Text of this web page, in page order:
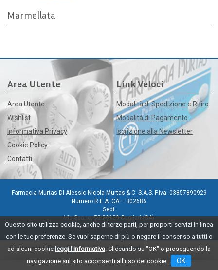
Questo sito utilizza cookie, anche di terze parti, per proporti servizi in linea
con le tue preferenze. Se vuoi saperne di più o negare il consenso a tutti o
ad alcuni cookie leggi l'informativa . Cliccando su "OK" o proseguendo la
navigazione sul sito acconsenti all'uso dei cookie .
OK
Marmellata
Area Utente
Area Utente
Wishlist
Informativa Privacy
Cookie Policy
Contatti
Link Veloci
Modalità di Spedizione e Ritiro
Modalità di Pagamento
Iscrizione alla Newsletter
Farmacia Murtas Di Alessio Nicola Murtas & C. S.A.S. P.iva: 03857890929
Numero R.E.A: CA – 302686
Sedi:
Via Scano, 52 09129 Cagliari (CA)
Via Pacinotti, 21 09128 Cagliari (CA)
Powered byPrenofa Web DesignFulcri srl